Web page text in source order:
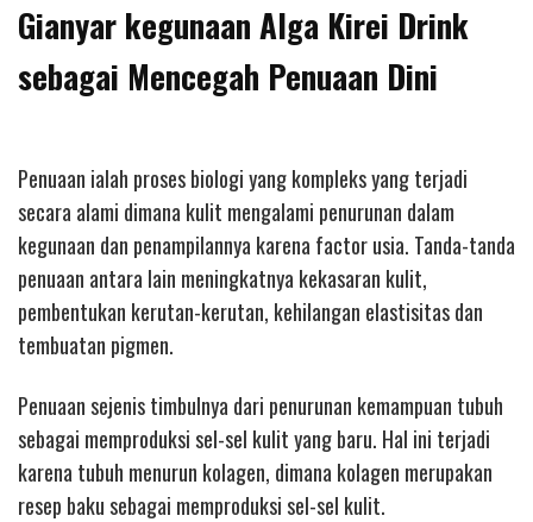
Gianyar kegunaan Alga Kirei Drink
sebagai Mencegah Penuaan Dini
Penuaan ialah proses biologi yang kompleks yang terjadi
secara alami dimana kulit mengalami penurunan dalam
kegunaan dan penampilannya karena factor usia. Tanda-tanda
penuaan antara lain meningkatnya kekasaran kulit,
pembentukan kerutan-kerutan, kehilangan elastisitas dan
tembuatan pigmen.
Penuaan sejenis timbulnya dari penurunan kemampuan tubuh
sebagai memproduksi sel-sel kulit yang baru. Hal ini terjadi
karena tubuh menurun kolagen, dimana kolagen merupakan
resep baku sebagai memproduksi sel-sel kulit.